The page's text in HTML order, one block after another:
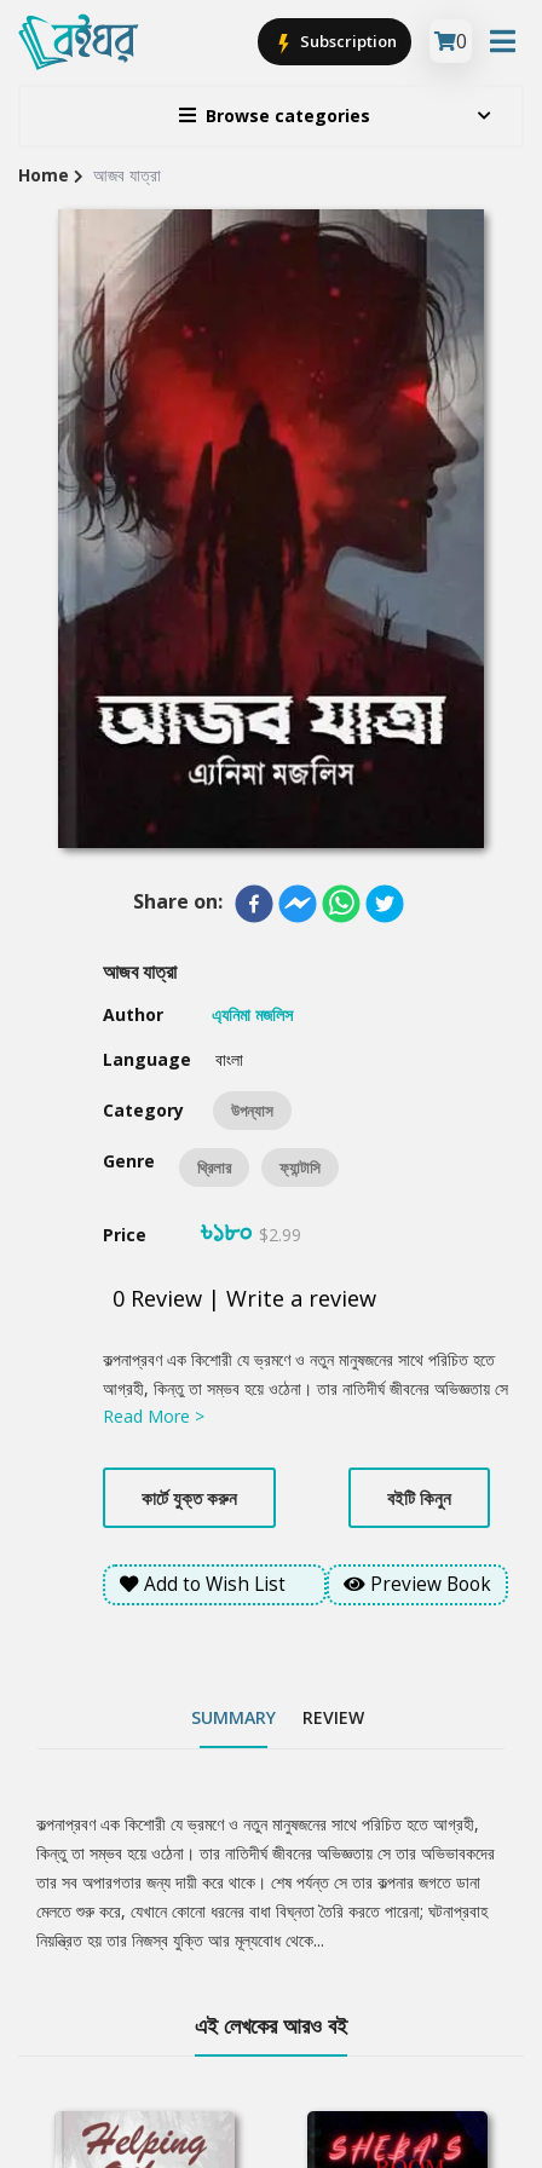
Browse categories
Subscription 0
Site
Breadcrumb
Home আজব যাত্রা
Share on:
আজব যাত্রা
Author
এ্যনিমা মজলিস
Language
বাংলা
Category উপন্যাস
Genre থ্রিলার ফ্যান্টাসি
Price ৳১৮০ $2.99
0 Review | Write a review
Product
Summery
কল্পনাপ্রবণ এক কিশোরী যে ভ্রমণে ও নতুন মানুষজনের সাথে পরিচিত হতে
আগ্রহী, কিন্তু তা সম্ভব হয়ে ওঠেনা। তার নাতিদীর্ঘ জীবনের অভিজ্ঞতায় সে
তার অভিভাবকদের তার সব অপারগতার জন্য দায়ী করে থাকে। শেষ পর্যন্ত সে
তৈরি করতে পারেনা; ঘটনাপ্রবাহ নিয়ন্ত্রিত হয় তার নিজস্ব যুক্তি আর মূল্যবোধ
Read More >
কার্টে যুক্ত করুন বইটি কিনুন
Add to Wish List Preview Book
SUMMARY REVIEW
Tab
Article
কল্পনাপ্রবণ এক কিশোরী যে ভ্রমণে ও নতুন মানুষজনের সাথে পরিচিত হতে আগ্রহী,
কিন্তু তা সম্ভব হয়ে ওঠেনা। তার নাতিদীর্ঘ জীবনের অভিজ্ঞতায় সে তার অভিভাবকদের
তার সব অপারগতার জন্য দায়ী করে থাকে। শেষ পর্যন্ত সে তার কল্পনার জগতে ডানা
মেলতে শুরু করে, যেখানে কোনো ধরনের বাধা বিঘ্নতা তৈরি করতে পারেনা; ঘটনাপ্রবাহ
নিয়ন্ত্রিত হয় তার নিজস্ব যুক্তি আর মূল্যবোধ থেকে...
এই লেখকের আরও বই